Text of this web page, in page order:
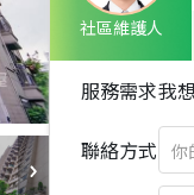
社區維護人
服務需求我
聯絡方式